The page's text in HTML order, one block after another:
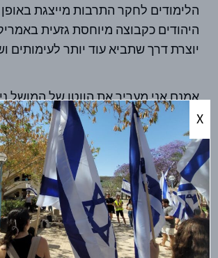
הלימודים לחקר התרבות מייצגת
היהודים כקבוצה מיוחסת גזעית
יוצרת דרך שתביא עוד יותר לעימותים
אמנם אני מעריך את הווטו של המושל
אסיר תודה על כך שהוועדה לאיכות
אובייקטיבית, אני די חושש מהעתיד
יהודים שתומכים במדינה היהודית.
331 הזכירה לקהילה היהודית והפרו-
להם קול, אך הם לא אלה עם המפתחות
יותר מתמיד, חשוב לאחד ולהילחם
ללא קשר לזהות קבוצתית, משום שלכל
מקום ליד השולחן. אמנם אין לנו את
X